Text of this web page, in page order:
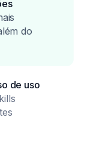
do
de uso